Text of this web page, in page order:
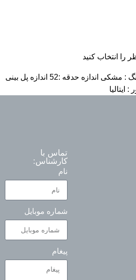
را انتخاب کنید
نوع : زنانه جنس : فلزی رنگ : مشکی اندازه حدقه :52 اندازه پل بینی
تماس با
کارشناس:
نام
شماره موبایل
پیغام